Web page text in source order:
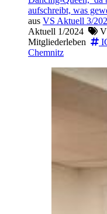
aufschreibt, was
aus VS Aktuell 3/
Aktuell 1/2024
Mitgliederleben
Chemnitz